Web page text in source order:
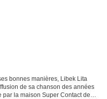
bonnes manières, Libek Lita
de sa chanson des années
par la maison Super Contact de